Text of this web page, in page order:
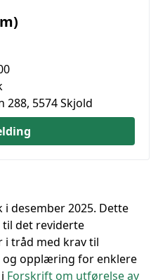
i desember 2025. Dette
det reviderte
i tråd med krav til
og opplæring for enklere
Forskrift om utførelse av
288, 5574 Skjold